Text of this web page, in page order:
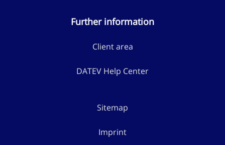
Further information
Client area
DATEV Help Center
Sitemap
Imprint